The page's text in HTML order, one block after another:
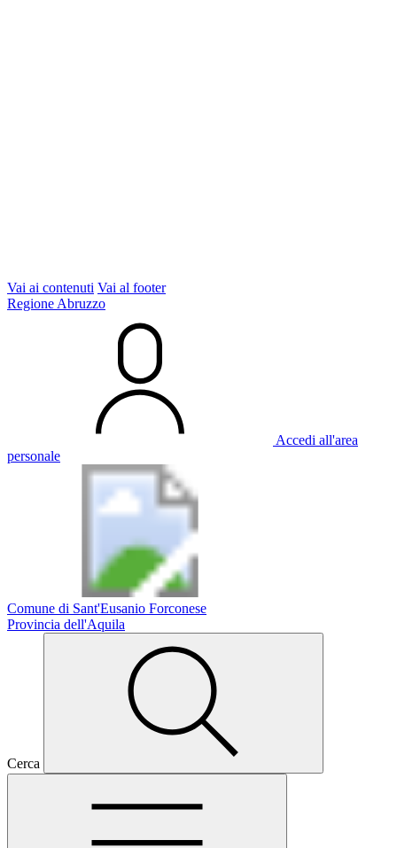
Vai ai contenuti Vai al footer
Regione Abruzzo
Accedi all'area
personale
Comune di Sant'Eusanio Forconese
Provincia dell'Aquila
Cerca